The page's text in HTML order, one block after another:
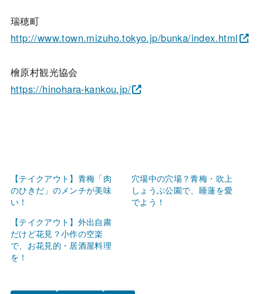
瑞穂町
http://www.town.mizuho.tokyo.jp/bunka/index.html
檜原村観光協会
https://hinohara-kankou.jp/
【テイクアウト】青梅「肉
のひきだ」のメンチが美味
い！
穴場中の穴場？青梅・吹上
しょうぶ公園で、睡蓮を愛
でよう！
【テイクアウト】外出自粛
だけど花見？小作の空楽
で、お花見的・居酒屋料理
を！